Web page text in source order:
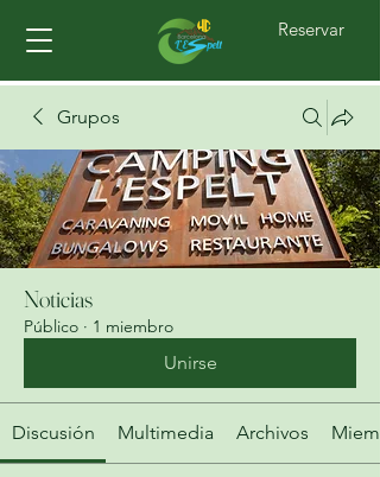
Reservar
Grupos
Noticias
Público · 1 miembro
Unirse
Discusión Multimedia Archivos